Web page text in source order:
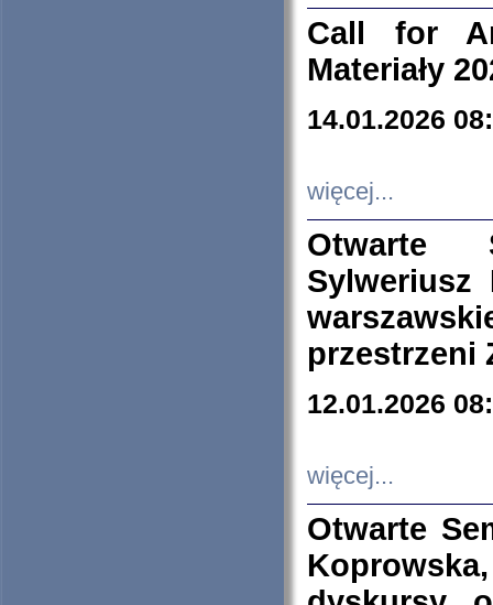
Call for
Materiały
14.01.2026
więcej...
Otwarte
Sylweriusz
przestrzeni
12.01.2026
więcej...
Otwarte